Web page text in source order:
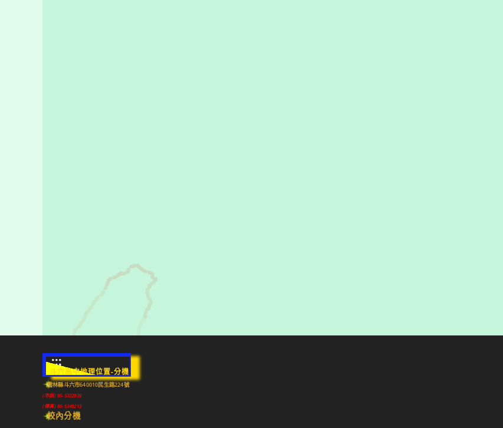
:::
斗六高中地理位置-分機
雲林縣斗六市640010民生路224號
(市話) 05-5322039
(傳真) 05-5348213
校內分機